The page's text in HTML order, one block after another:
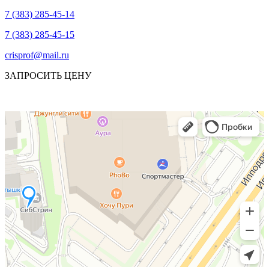
7 (383) 285-45-14
7 (383) 285-45-15
crisprof@mail.ru
ЗАПРОСИТЬ ЦЕНУ